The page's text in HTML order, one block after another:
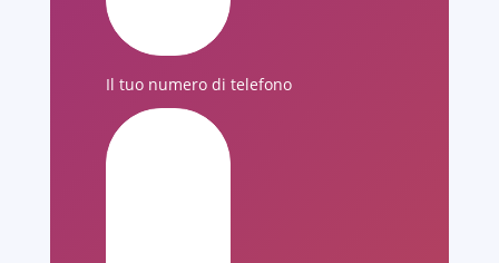
Il tuo numero di telefono